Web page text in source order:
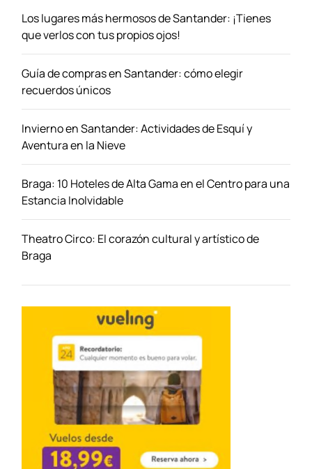
Los lugares más hermosos de Santander: ¡Tienes
que verlos con tus propios ojos!
Guía de compras en Santander: cómo elegir
recuerdos únicos
Invierno en Santander: Actividades de Esquí y
Aventura en la Nieve
Braga: 10 Hoteles de Alta Gama en el Centro para una
Estancia Inolvidable
Theatro Circo: El corazón cultural y artístico de
Braga